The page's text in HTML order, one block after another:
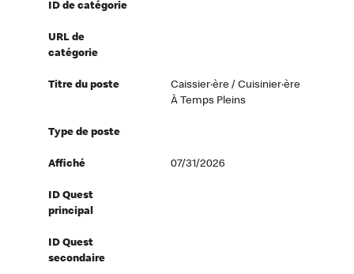
ID de catégorie
URL de
catégorie
Titre du poste
Caissier·ère / Cuisinier·ère
À Temps Pleins
Type de poste
Affiché 07/31/2026
ID Quest
principal
ID Quest
secondaire